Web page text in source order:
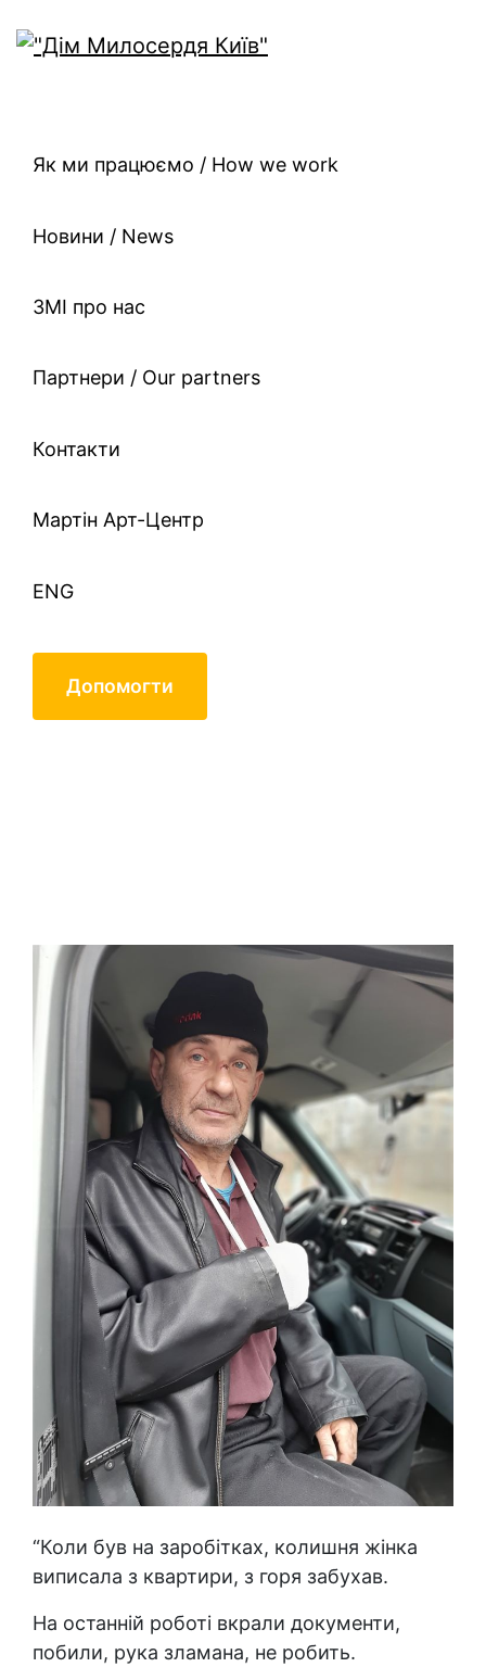
Як ми працюємо / How we work
Новини / News
ЗМІ про нас
Партнери / Our partners
Контакти
Mартін Арт-Центр
ENG
Допомогти
“Коли був на заробітках, колишня жінка
виписала з квартири, з горя забухав.
На останній роботі вкрали документи,
побили, рука зламана, не робить.